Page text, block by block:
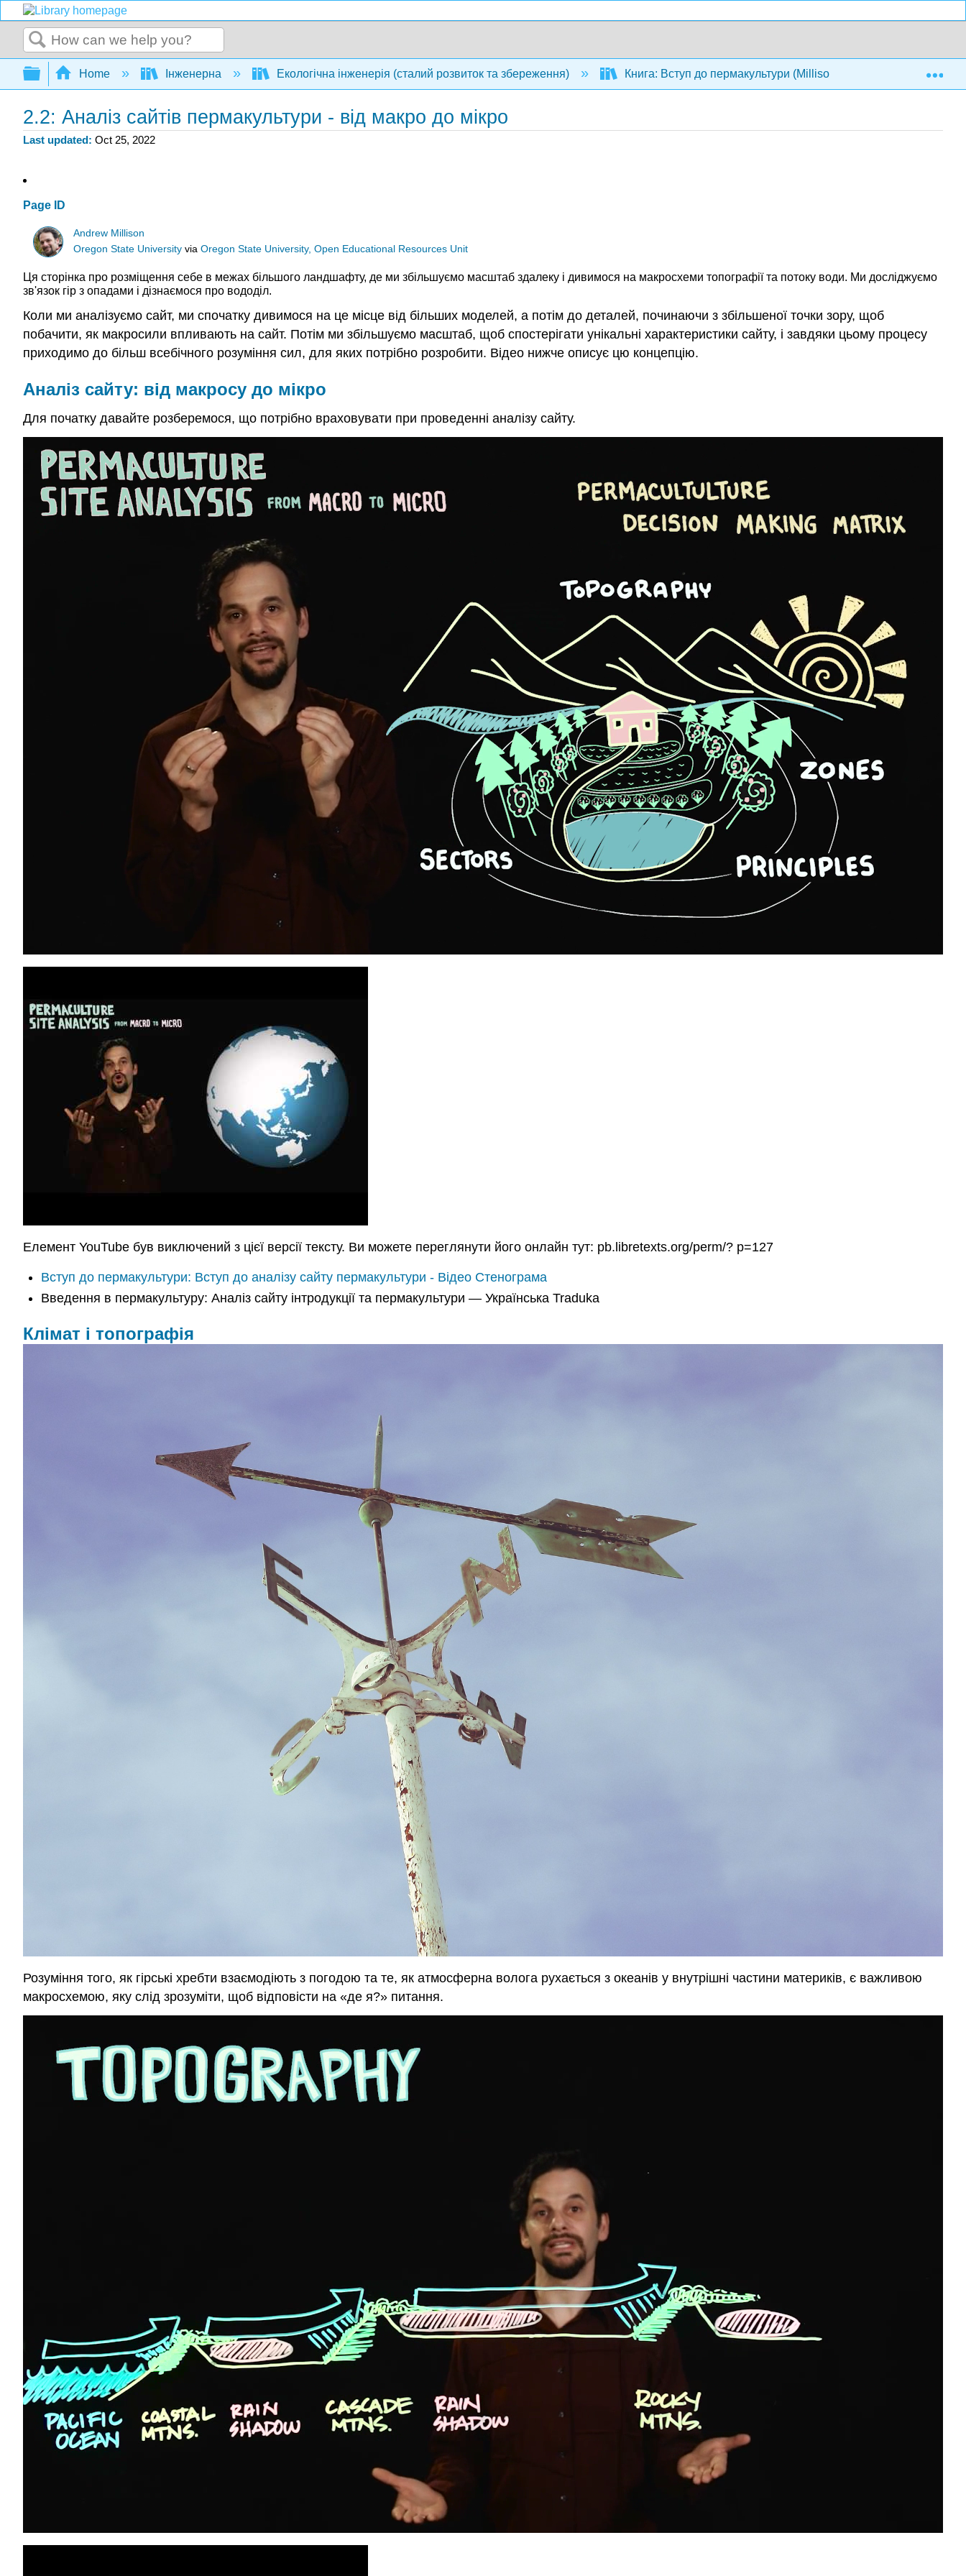
Search
Expand/collapse global hierarchy
Home Інженерна Екологічна інженерія (сталий розвиток та збереження) Книга: Вступ до пермакультури (Millison) 2: Де я?
2.2: Аналіз сайтів пермакультури - від макро до мікро
Last updated Oct 25, 2022
Page ID
Andrew Millison
Oregon State Universityvia Oregon State University, Open Educational Resources Unit
Ця сторінка про розміщення себе в межах більшого ландшафту, де ми збільшуємо масштаб здалеку і дивимося на макросхеми топографії та потоку води. Ми досліджуємо
зв'язок гір з опадами і дізнаємося про вододіл.
Коли ми аналізуємо сайт, ми спочатку дивимося на це місце від більших моделей, а потім до деталей, починаючи з збільшеної точки зору, щоб
побачити, як макросили впливають на сайт. Потім ми збільшуємо масштаб, щоб спостерігати унікальні характеристики сайту, і завдяки цьому процесу
приходимо до більш всебічного розуміння сил, для яких потрібно розробити. Відео нижче описує цю концепцію.
Аналіз сайту: від макросу до мікро
Для початку давайте розберемося, що потрібно враховувати при проведенні аналізу сайту.
Елемент YouTube був виключений з цієї версії тексту. Ви можете переглянути його онлайн тут: pb.libretexts.org/perm/? p=127
Вступ до пермакультури: Вступ до аналізу сайту пермакультури - Відео Стенограма
Введення в пермакультуру: Аналіз сайту інтродукції та пермакультури — Українська Traduka
Клімат і топографія
Розуміння того, як гірські хребти взаємодіють з погодою та те, як атмосферна волога рухається з океанів у внутрішні частини материків, є важливою
макросхемою, яку слід зрозуміти, щоб відповісти на «де я?» питання.